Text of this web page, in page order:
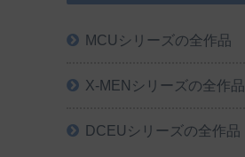
MCUシリーズの全作品
X-MENシリーズの全作品
DCEUシリーズの全作品